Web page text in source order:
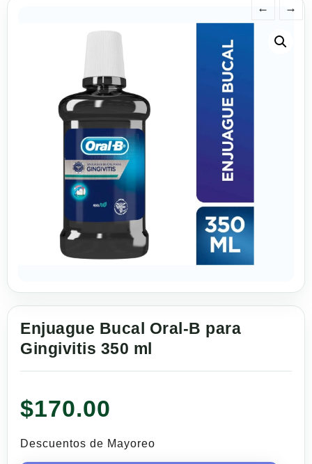
← →
Enjuague Bucal Oral-B para
Gingivitis 350 ml
$170.00
Descuentos de Mayoreo